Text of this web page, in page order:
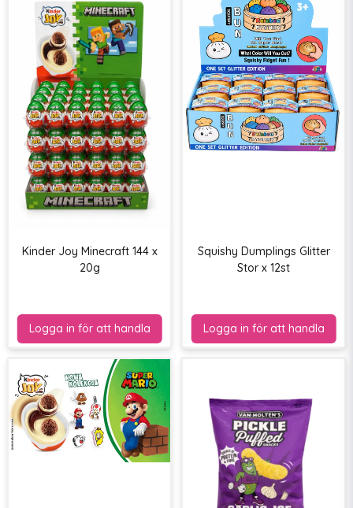
Kinder Joy Minecraft 144 x
20g
Squishy Dumplings Glitter
Stor x 12st